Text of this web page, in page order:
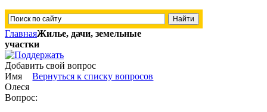
ГлавнаяЖилье, дачи, земельные
участки
Добавить свой вопрос
Вернуться к списку вопросов
Имя
Олеся
Вопрос: